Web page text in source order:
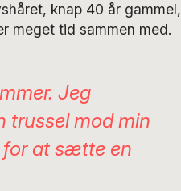
knap 40 år gammel,
meget tid sammen med.
Jeg
trussel mod min
for at sætte en